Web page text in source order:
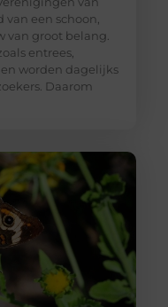
van een schoon,
van groot belang.
entrees,
worden dagelijks
Daarom